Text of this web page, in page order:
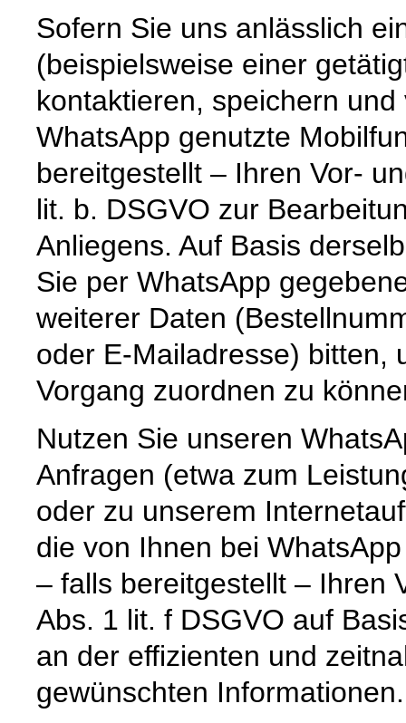
Sofern Sie uns anlässlich
(beispielsweise einer
kontaktieren, speichern
WhatsApp genutzte
bereitgestellt – Ihren Vor-
lit. b. DSGVO zur
Anliegens. Auf Basis
Sie per WhatsApp
weiterer Daten
oder E-Mailadresse) bitten,
Vorgang zuordnen zu
Nutzen Sie unseren
Anfragen (etwa zum
oder zu unserem
die von Ihnen bei
– falls bereitgestellt – Ihren
Abs. 1 lit. f DSGVO auf
an der effizienten und
gewünschten Informationen.